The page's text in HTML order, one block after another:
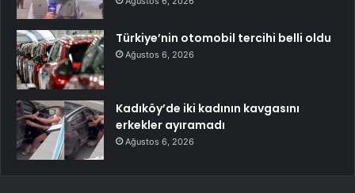
Türkiye’nin otomobil tercihi belli oldu
Ağustos 6, 2026
Kadıköy’de iki kadının kavgasını
erkekler ayıramadı
Ağustos 6, 2026